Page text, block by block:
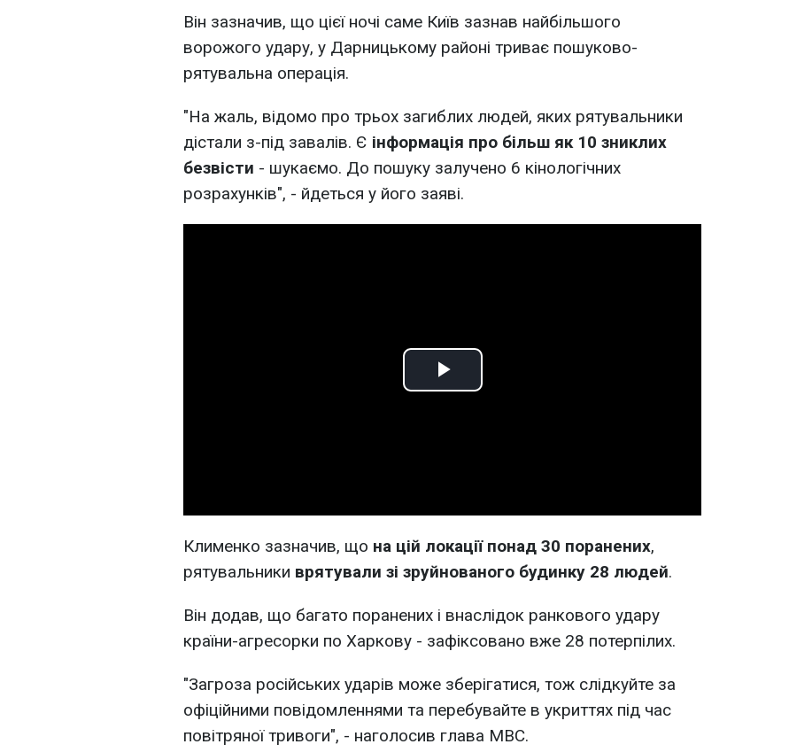
Він зазначив, що цієї ночі саме Київ зазнав найбільшого
ворожого удару, у Дарницькому районі триває пошуково-
рятувальна операція.
"На жаль, відомо про трьох загиблих людей, яких рятувальники
дістали з-під завалів. Є інформація про більш як 10 зниклих
безвісти - шукаємо. До пошуку залучено 6 кінологічних
розрахунків", - йдеться у його заяві.
Play
Клименко зазначив, що на цій локації понад 30 поранених,
рятувальники врятували зі зруйнованого будинку 28 людей.
Він додав, що багато поранених і внаслідок ранкового удару
країни-агресорки по Харкову - зафіксовано вже 28 потерпілих.
"Загроза російських ударів може зберігатися, тож слідкуйте за
офіційними повідомленнями та перебувайте в укриттях під час
повітряної тривоги", - наголосив глава МВС.